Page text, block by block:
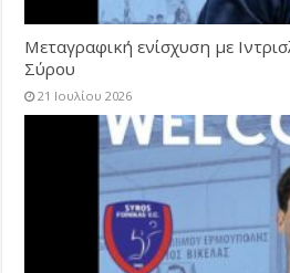
Μεταγραφική ενίσχυση με
Σύρου
21 Ιουλίου 2026